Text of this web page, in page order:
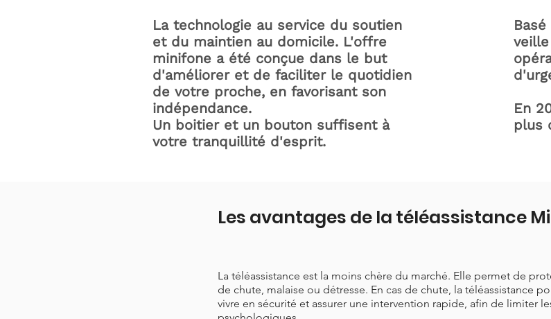
La technologie au service du soutien
et du maintien au domicile. L'offre
minifone a été conçue dans le but
d'améliorer et de faciliter le quotidien
de votre proche, en favorisant son
indépendance.
Un boitier et un bouton suffisent à
votre tranquillité d'esprit.
En
plus
Les avantages de la téléassistance
La téléassistance est la moins chère du marché. Elle permet de
de chute, malaise ou détresse. En cas de chute, la téléassistance
vivre en sécurité et assurer une intervention rapide, afin de limiter